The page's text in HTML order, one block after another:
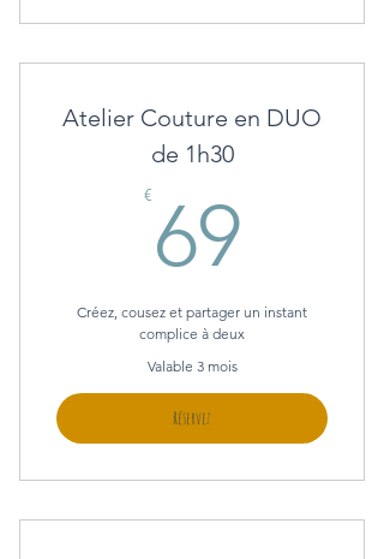
Atelier Couture en DUO
de 1h30
€ 69
Créez, cousez et partager un instant
complice à deux
Valable 3 mois
Réservez